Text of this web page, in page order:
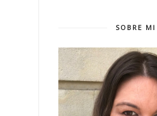
SOBRE MI